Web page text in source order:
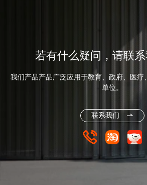
若有什么疑问，请联系
我们产品产品广泛应用于教育、政府、医疗
单位。
联系我们